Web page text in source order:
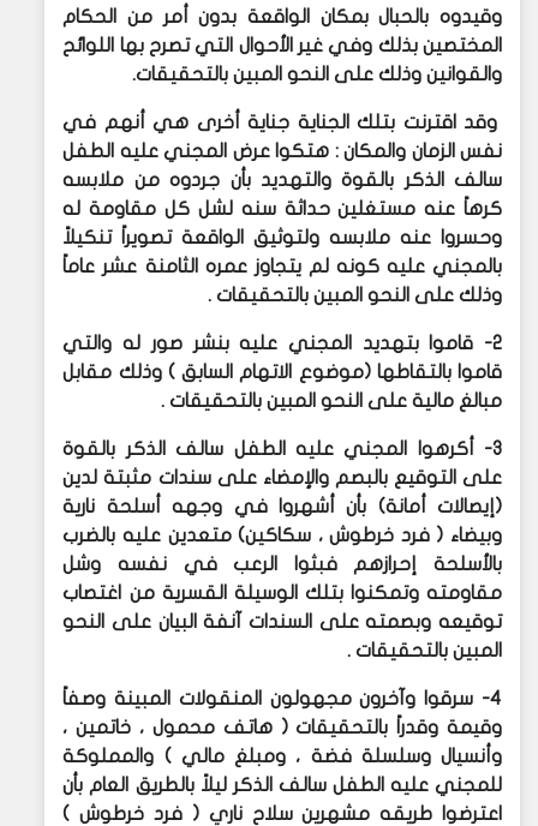
وقيدوه بالحبال بمكان الواقعة بدون أمر من الحكام
المختصين بذلك وفي غير الأحوال التي تصرح بها اللوائح
والقوانين وذلك على النحو المبين بالتحقيقات.
وقد اقترنت بتلك الجناية جناية أخرى هي أنهم في
نفس الزمان والمكان : هتكوا عرض المجني عليه الطفل
سالف الذكر بالقوة والتهديد بأن جردوه من ملابسه
كرهاً عنه مستغلين حداثة سنه لشل كل مقاومة له
وحسروا عنه ملابسه ولتوثيق الواقعة تصويراً تنكيلاً
بالمجني عليه كونه لم يتجاوز عمره الثامنة عشر عاماً
وذلك على النحو المبين بالتحقيقات .
2- قاموا بتهديد المجني عليه بنشر صور له والتي
قاموا بالتقاطها (موضوع الاتهام السابق ) وذلك مقابل
مبالغ مالية على النحو المبين بالتحقيقات .
3- أكرهوا المجني عليه الطفل سالف الذكر بالقوة
على التوقيع بالبصم والإمضاء على سندات مثبتة لدين
(إيصالات أمانة) بأن أشهروا في وجهه أسلحة نارية
وبيضاء ( فرد خرطوش ، سكاكين) متعدين عليه بالضرب
بالأسلحة إحرازهم فبثوا الرعب في نفسه وشل
مقاومته وتمكنوا بتلك الوسيلة القسرية من اغتصاب
توقيعه وبصمته على السندات آنفة البيان على النحو
المبين بالتحقيقات .
4- سرقوا وآخرون مجهولون المنقولات المبينة وصفاً
وقيمة وقدراً بالتحقيقات ( هاتف محمول ، خاتمين ،
وأنسيال وسلسلة فضة ، ومبلغ مالي ) والمملوكة
للمجني عليه الطفل سالف الذكر ليلاً بالطريق العام بأن
اعترضوا طريقه مشهرين سلاح ناري ( فرد خرطوش )